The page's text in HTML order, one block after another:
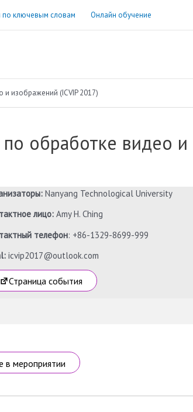
по ключевым словам Онлайн обучение
изображений (ICVIP 2017)
обработке видео и
Nanyang Technological University
лицо: Amy H. Ching
телефон: +86-1329-8699-999
icvip2017@outlook.com
Страница события
в мероприятии